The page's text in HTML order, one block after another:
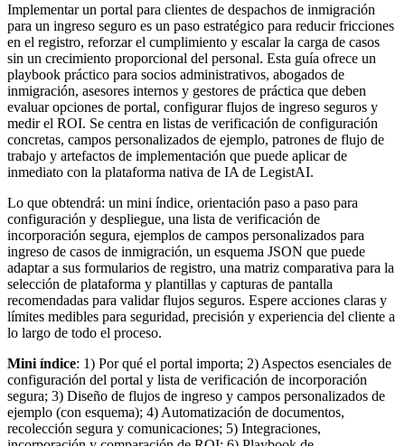
Implementar un portal para clientes de despachos de inmigración
para un ingreso seguro es un paso estratégico para reducir fricciones
en el registro, reforzar el cumplimiento y escalar la carga de casos
sin un crecimiento proporcional del personal. Esta guía ofrece un
playbook práctico para socios administrativos, abogados de
inmigración, asesores internos y gestores de práctica que deben
evaluar opciones de portal, configurar flujos de ingreso seguros y
medir el ROI. Se centra en listas de verificación de configuración
concretas, campos personalizados de ejemplo, patrones de flujo de
trabajo y artefactos de implementación que puede aplicar de
inmediato con la plataforma nativa de IA de LegistAI.
Lo que obtendrá: un mini índice, orientación paso a paso para
configuración y despliegue, una lista de verificación de
incorporación segura, ejemplos de campos personalizados para
ingreso de casos de inmigración, un esquema JSON que puede
adaptar a sus formularios de registro, una matriz comparativa para la
selección de plataforma y plantillas y capturas de pantalla
recomendadas para validar flujos seguros. Espere acciones claras y
límites medibles para seguridad, precisión y experiencia del cliente a
lo largo de todo el proceso.
Mini índice: 1) Por qué el portal importa; 2) Aspectos esenciales de
configuración del portal y lista de verificación de incorporación
segura; 3) Diseño de flujos de ingreso y campos personalizados de
ejemplo (con esquema); 4) Automatización de documentos,
recolección segura y comunicaciones; 5) Integraciones,